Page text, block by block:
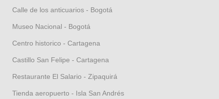
Calle de los anticuarios - Bogotá
Museo Nacional - Bogotá
Centro historico - Cartagena
Castillo San Felipe - Cartagena
Restaurante El Salario - Zipaquirá
Tienda aeropuerto - Isla San Andrés